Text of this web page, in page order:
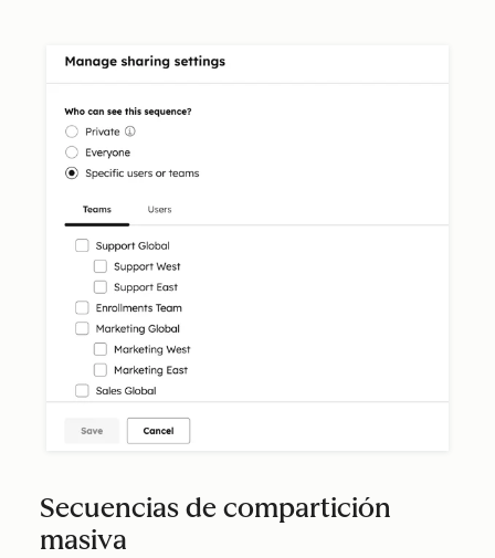
Secuencias de compartición
masiva